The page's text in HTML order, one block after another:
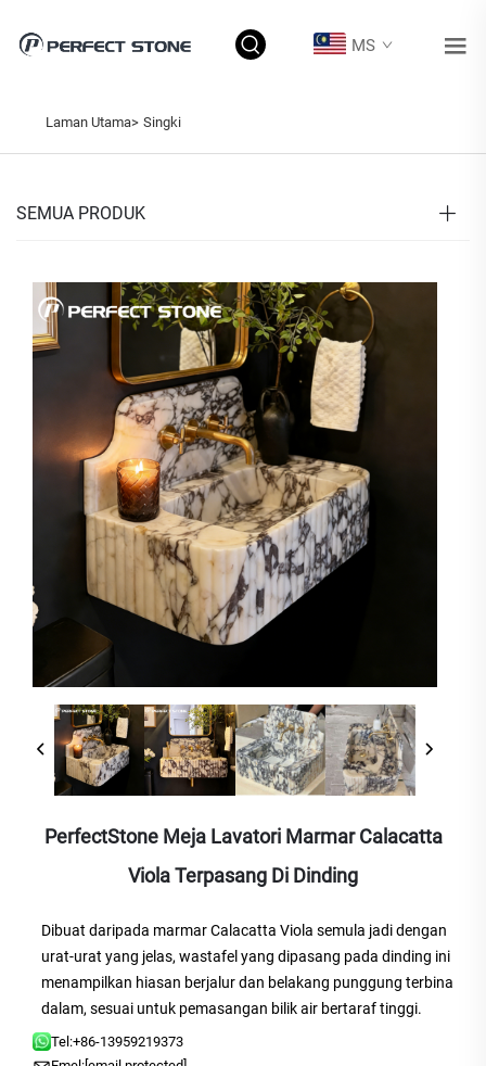
MS
Laman Utama> Singki
SEMUA PRODUK
PerfectStone Meja Lavatori Marmar Calacatta
Viola Terpasang Di Dinding
Dibuat daripada marmar Calacatta Viola semula jadi dengan
urat-urat yang jelas, wastafel yang dipasang pada dinding ini
menampilkan hiasan berjalur dan belakang punggung terbina
dalam, sesuai untuk pemasangan bilik air bertaraf tinggi.
Tel:+86-13959219373